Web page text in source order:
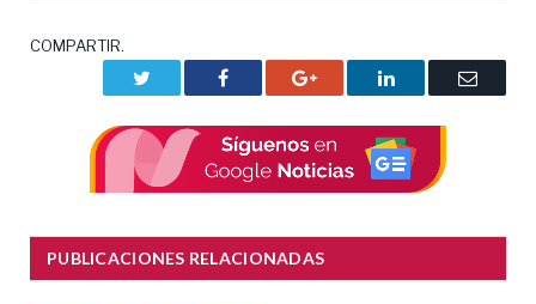
COMPARTIR.
Facebook Google+ LinkedIn
Correo
PUBLICACIONES RELACIONADAS